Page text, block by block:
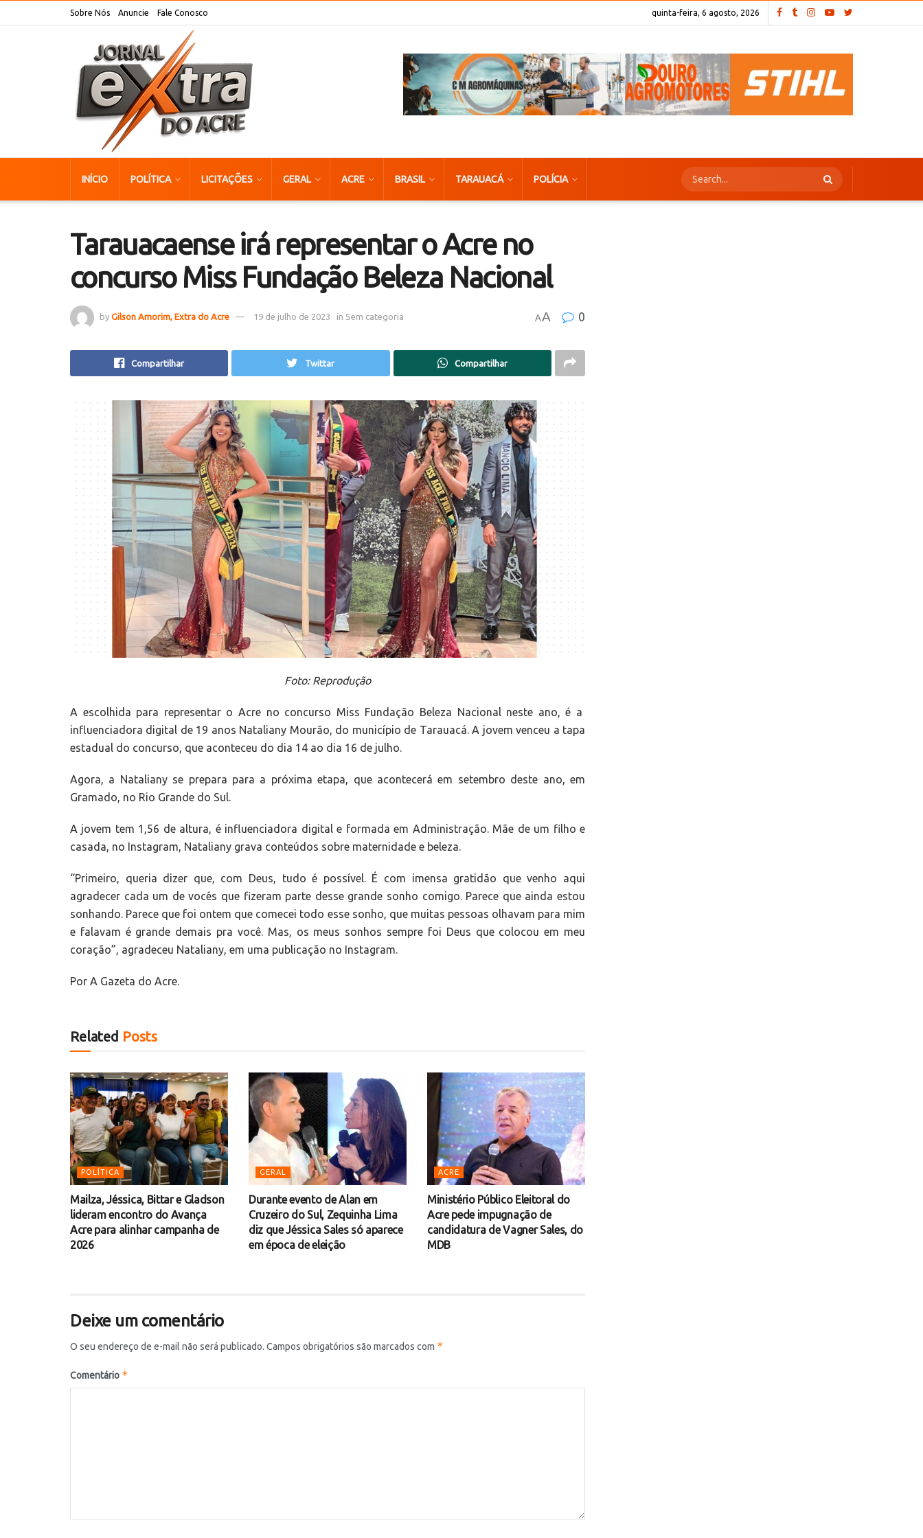
Sobre Nós Anuncie Fale Conosco quinta-feira, 6 agosto, 2026
INÍCIO POLÍTICA LICITAÇÕES GERAL ACRE BRASIL TARAUACÁ POLÍCIA
Tarauacaense irá representar o Acre no
concurso Miss Fundação Beleza Nacional
by Gilson Amorim, Extra do Acre 19 de julho de 2023 in Sem categoria AA 0
Compartilhar Twittar Compartilhar
Foto: Reprodução
A escolhida para representar o Acre no concurso Miss Fundação Beleza Nacional neste ano, é a
influenciadora digital de 19 anos Nataliany Mourão, do município de Tarauacá. A jovem venceu a tapa
estadual do concurso, que aconteceu do dia 14 ao dia 16 de julho.
Agora, a Nataliany se prepara para a próxima etapa, que acontecerá em setembro deste ano, em
Gramado, no Rio Grande do Sul.
A jovem tem 1,56 de altura, é influenciadora digital e formada em Administração. Mãe de um filho e
casada, no Instagram, Nataliany grava conteúdos sobre maternidade e beleza.
“Primeiro, queria dizer que, com Deus, tudo é possível. É com imensa gratidão que venho aqui
agradecer cada um de vocês que fizeram parte desse grande sonho comigo. Parece que ainda estou
sonhando. Parece que foi ontem que comecei todo esse sonho, que muitas pessoas olhavam para mim
e falavam é grande demais pra você. Mas, os meus sonhos sempre foi Deus que colocou em meu
coração”, agradeceu Nataliany, em uma publicação no Instagram.
Por A Gazeta do Acre.
Related Posts
POLÍTICA
Mailza, Jéssica, Bittar e Gladson
lideram encontro do Avança
Acre para alinhar campanha de
2026
GERAL
Durante evento de Alan em
Cruzeiro do Sul, Zequinha Lima
diz que Jéssica Sales só aparece
em época de eleição
ACRE
Ministério Público Eleitoral do
Acre pede impugnação de
candidatura de Vagner Sales, do
MDB
Deixe um comentário
O seu endereço de e-mail não será publicado. Campos obrigatórios são marcados com *
Comentário *